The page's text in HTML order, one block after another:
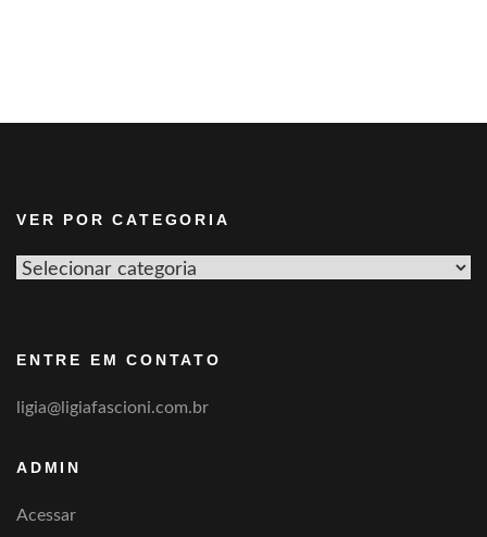
VER POR CATEGORIA
Ver
ENTRE EM CONTATO
ligia@ligiafascioni.com.br
ADMIN
Acessar